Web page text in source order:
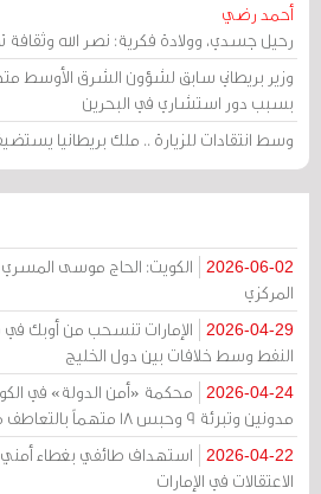
أحمد رضي
رحيل جسدي، وولادة فكرية: نصر الله وثقافة
وزير بريطاني سابق لشؤون الشرق الأوسط
بسبب دور استشاري في البحرين
وسط انتقادات للزيارة .. ملك بريطانيا
2026-06-02
الكويت: الحاج موسى
المركزي
2026-04-29
الإمارات تنسحب من أوبك
النفط وسط خلافات بين دول الخليج
2026-04-24
مدونين وتبرئة 9 وحبس 18 متهماً بالتعاطف مع إيران
2026-04-22
استهداف طائفي بغطاء أمني
الاعتقالات في الإمارات